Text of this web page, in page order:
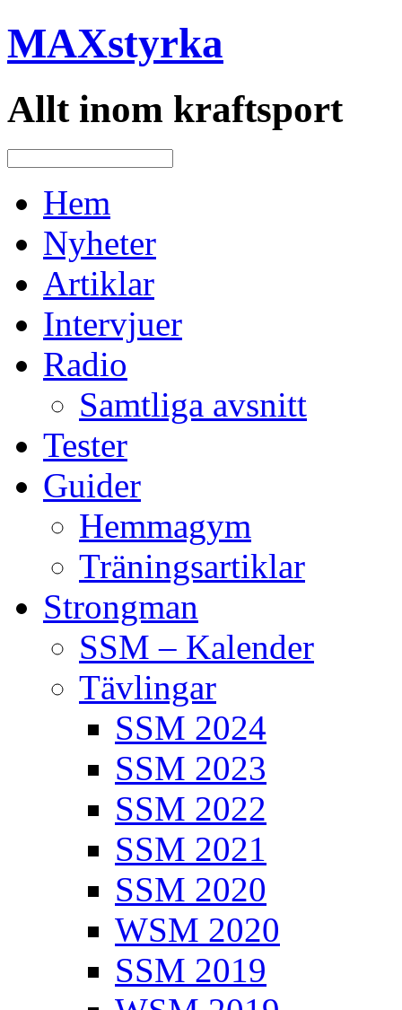
MAXstyrka
Allt inom kraftsport
Hem
Nyheter
Artiklar
Intervjuer
Radio
Samtliga avsnitt
Tester
Guider
Hemmagym
Träningsartiklar
Strongman
SSM – Kalender
Tävlingar
SSM 2024
SSM 2023
SSM 2022
SSM 2021
SSM 2020
WSM 2020
SSM 2019